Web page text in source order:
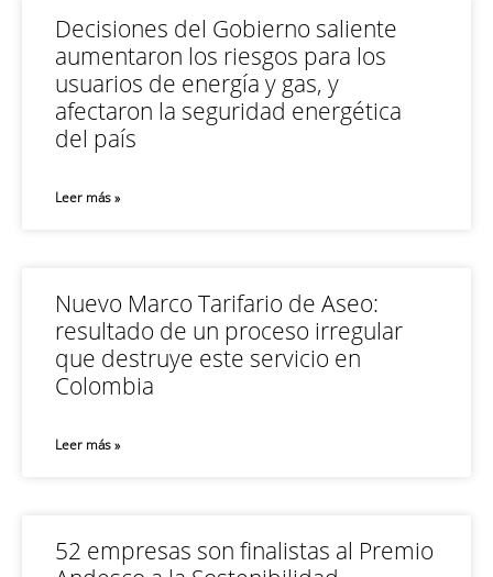
Decisiones del Gobierno saliente
aumentaron los riesgos para los
usuarios de energía y gas, y
afectaron la seguridad energética
del país
Leer más »
Nuevo Marco Tarifario de Aseo:
resultado de un proceso irregular
que destruye este servicio en
Colombia
Leer más »
52 empresas son finalistas al Premio